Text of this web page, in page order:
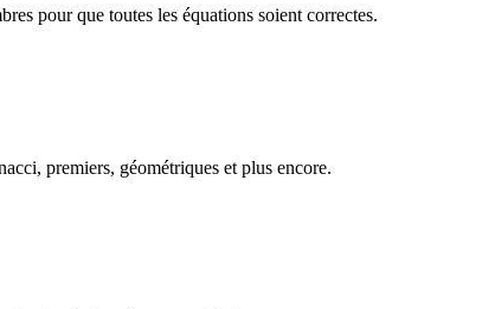
pour que toutes les équations soient correctes.
premiers, géométriques et plus encore.